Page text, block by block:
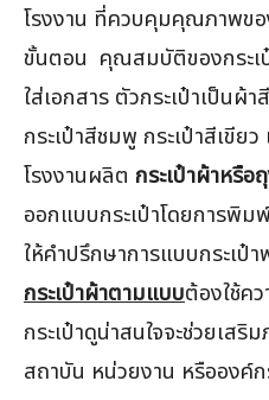
โรงงาน ที่ควบคุมคุณภาพข
ขั้นตอน คุณสมบัติของกระเ
ใส่เอกสาร ตัวกระเป๋าเป็นผ้
กระเป๋าสีชมพู กระเป๋าสีเขีย
โรงงานผลิต กระเป๋าผ้าหรื
ออกแบบกระเป๋าโดยการพิ
ให้คำปรึกษาการแบบกระเป๋
กระเป๋าผ้าตามแบบต้องใช้ค
กระเป๋าดูน่าสนใจจะช่วยเ
สถาบัน หน่วยงาน หรือองค์